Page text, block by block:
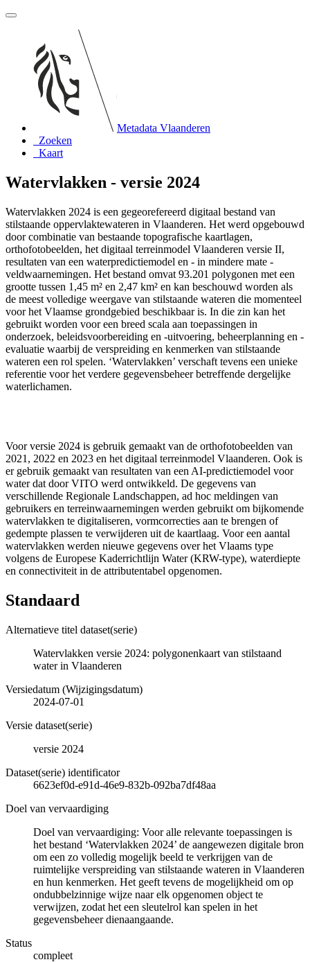
Metadata Vlaanderen
Zoeken
Kaart
Watervlakken - versie 2024
Watervlakken 2024 is een gegeorefereerd digitaal bestand van
stilstaande oppervlaktewateren in Vlaanderen. Het werd opgebouwd
door combinatie van bestaande topografische kaartlagen,
orthofotobeelden, het digitaal terreinmodel Vlaanderen versie II,
resultaten van een waterpredictiemodel en - in mindere mate -
veldwaarnemingen. Het bestand omvat 93.201 polygonen met een
grootte tussen 1,45 m² en 2,47 km² en kan beschouwd worden als
de meest volledige weergave van stilstaande wateren die momenteel
voor het Vlaamse grondgebied beschikbaar is. In die zin kan het
gebruikt worden voor een breed scala aan toepassingen in
onderzoek, beleidsvoorbereiding en -uitvoering, beheerplanning en -
evaluatie waarbij de verspreiding en kenmerken van stilstaande
wateren een rol spelen. ‘Watervlakken’ verschaft tevens een unieke
referentie voor het verdere gegevensbeheer betreffende dergelijke
waterlichamen.
Voor versie 2024 is gebruik gemaakt van de orthofotobeelden van
2021, 2022 en 2023 en het digitaal terreinmodel Vlaanderen. Ook is
er gebruik gemaakt van resultaten van een AI-predictiemodel voor
water dat door VITO werd ontwikkeld. De gegevens van
verschillende Regionale Landschappen, ad hoc meldingen van
gebruikers en terreinwaarnemingen werden gebruikt om bijkomende
watervlakken te digitaliseren, vormcorrecties aan te brengen of
gedempte plassen te verwijderen uit de kaartlaag. Voor een aantal
watervlakken werden nieuwe gegevens over het Vlaams type
volgens de Europese Kaderrichtlijn Water (KRW-type), waterdiepte
en connectiviteit in de attributentabel opgenomen.
Standaard
Alternatieve titel dataset(serie)
Watervlakken versie 2024: polygonenkaart van stilstaand
water in Vlaanderen
Versiedatum (Wijzigingsdatum)
2024-07-01
Versie dataset(serie)
versie 2024
Dataset(serie) identificator
6623ef0d-e91d-46e9-832b-092ba7df48aa
Doel van vervaardiging
Doel van vervaardiging: Voor alle relevante toepassingen is
het bestand ‘Watervlakken 2024’ de aangewezen digitale bron
om een zo volledig mogelijk beeld te verkrijgen van de
ruimtelijke verspreiding van stilstaande wateren in Vlaanderen
en hun kenmerken. Het geeft tevens de mogelijkheid om op
ondubbelzinnige wijze naar elk opgenomen object te
verwijzen, zodat het een sleutelrol kan spelen in het
gegevensbeheer dienaangaande.
Status
compleet